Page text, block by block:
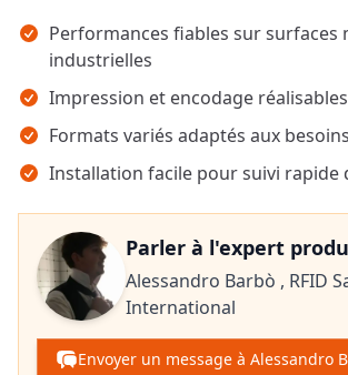
Points clés
Performances fiables sur surfaces
industrielles
Impression et encodage
Formats variés adaptés aux
Installation facile pour suivi rapide
Parler à l'expert
Alessandro Barbò , RFID
International
Envoyer un message à Alessandro